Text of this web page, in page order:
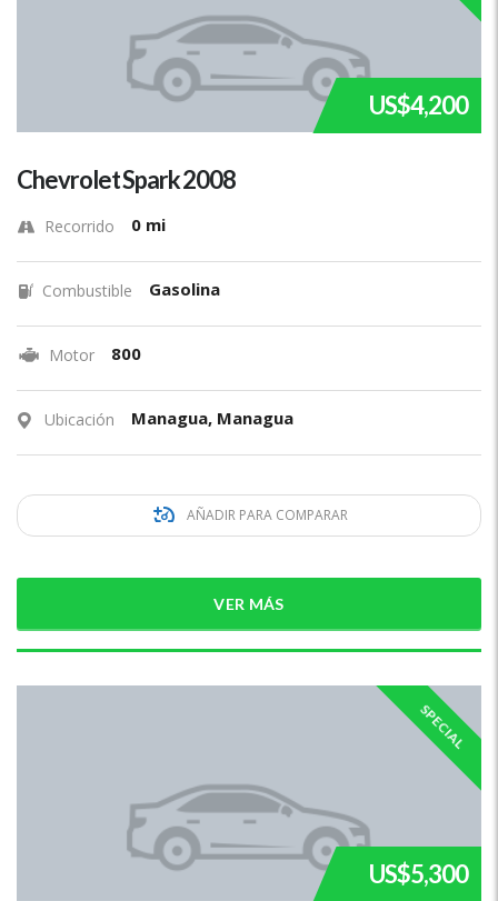
US$4,200
Chevrolet Spark 2008
Recorrido 0 mi
Combustible Gasolina
Motor 800
Ubicación Managua, Managua
AÑADIR PARA COMPARAR
VER MÁS
SPECIAL
US$5,300